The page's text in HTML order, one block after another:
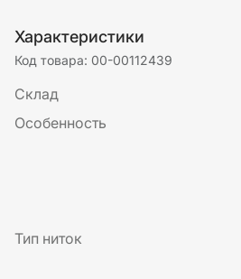
Характеристики
Код товара: 00-00112439
Склад
Особенность
Тип ниток